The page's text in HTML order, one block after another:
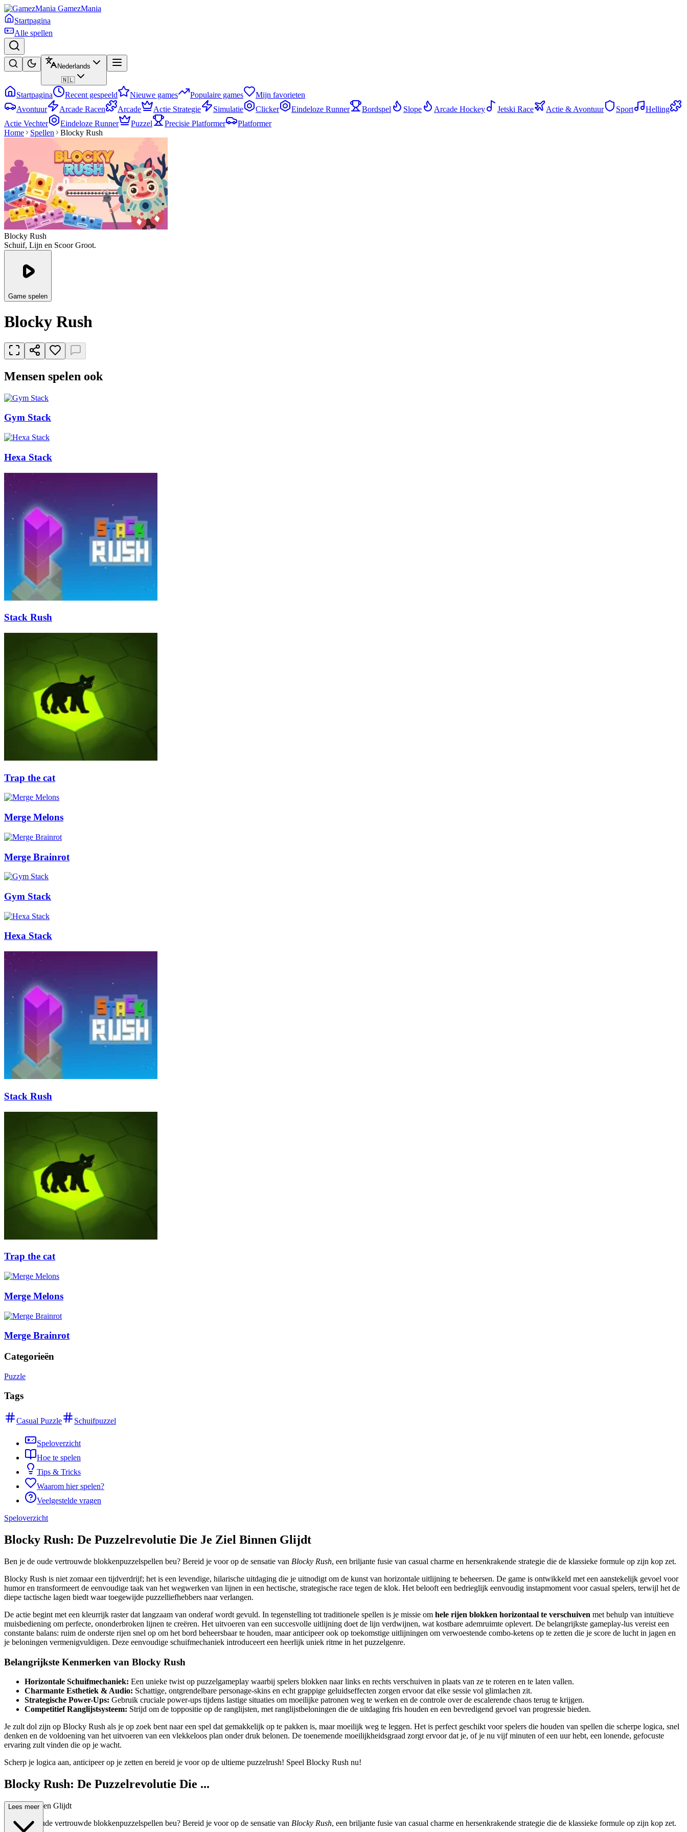
GamezMania
Startpagina
Alle spellen
Nederlands
🇳🇱
Startpagina Recent gespeeld Nieuwe games Populaire games
Mijn favorieten
Avontuur
Arcade Racen Arcade Actie Strategie Simulatie Clicker Eindeloze Runner Bordspel Slope Arcade Hockey Jetski Race Actie & Avontuur Sport
Helling
Actie Vechter
Eindeloze Runner Puzzel Precisie Platformer
Platformer
Home
Spellen Blocky Rush
Blocky Rush
Schuif, Lijn en Scoor Groot.
Game spelen
Blocky Rush
Mensen spelen ook
Gym Stack
Hexa Stack
Stack Rush
Trap the cat
Merge Melons
Merge Brainrot
Gym Stack
Hexa Stack
Stack Rush
Trap the cat
Merge Melons
Merge Brainrot
Categorieën
Puzzle
Tags
Casual Puzzle Schuifpuzzel
Speloverzicht
Hoe te spelen
Tips & Tricks
Waarom hier spelen?
Veelgestelde vragen
Speloverzicht
Blocky Rush: De Puzzelrevolutie Die Je Ziel Binnen Glijdt
Ben je de oude vertrouwde blokkenpuzzelspellen beu? Bereid je voor op de sensatie van Blocky Rush, een briljante fusie van casual charme en hersenkrakende strategie die de klassieke formule op zijn kop zet.
Blocky Rush is niet zomaar een tijdverdrijf; het is een levendige, hilarische uitdaging die je uitnodigt om de kunst van horizontale uitlijning te beheersen. De game is ontwikkeld met een aanstekelijk gevoel voor
humor en transformeert de eenvoudige taak van het wegwerken van lijnen in een hectische, strategische race tegen de klok. Het belooft een bedrieglijk eenvoudig instapmoment voor casual spelers, terwijl het de
diepe tactische lagen biedt waar toegewijde puzzelliefhebbers naar verlangen.
De actie begint met een kleurrijk raster dat langzaam van onderaf wordt gevuld. In tegenstelling tot traditionele spellen is je missie om hele rijen blokken horizontaal te verschuiven met behulp van intuïtieve
muisbediening om perfecte, ononderbroken lijnen te creëren. Het uitvoeren van een succesvolle uitlijning doet de lijn verdwijnen, wat kostbare ademruimte oplevert. De belangrijkste gameplay-lus vereist een
constante balans: ruim de onderste rijen snel op om het bord beheersbaar te houden, maar anticipeer ook op toekomstige uitlijningen om verwoestende combo-ketens op te zetten die je score de lucht in jagen en
je beloningen vermenigvuldigen. Deze eenvoudige schuifmechaniek introduceert een heerlijk uniek ritme in het puzzelgenre.
Belangrijkste Kenmerken van Blocky Rush
Horizontale Schuifmechaniek: Een unieke twist op puzzelgameplay waarbij spelers blokken naar links en rechts verschuiven in plaats van ze te roteren en te laten vallen.
Charmante Esthetiek & Audio: Schattige, ontgrendelbare personage-skins en echt grappige geluidseffecten zorgen ervoor dat elke sessie vol glimlachen zit.
Strategische Power-Ups: Gebruik cruciale power-ups tijdens lastige situaties om moeilijke patronen weg te werken en de controle over de escalerende chaos terug te krijgen.
Competitief Ranglijstsysteem: Strijd om de toppositie op de ranglijsten, met ranglijstbeloningen die de uitdaging fris houden en een bevredigend gevoel van progressie bieden.
Je zult dol zijn op Blocky Rush als je op zoek bent naar een spel dat gemakkelijk op te pakken is, maar moeilijk weg te leggen. Het is perfect geschikt voor spelers die houden van spellen die scherpe logica, snel
denken en de voldoening van het uitvoeren van een vlekkeloos plan onder druk belonen. De toenemende moeilijkheidsgraad zorgt ervoor dat je, of je nu vijf minuten of een uur hebt, een lonende, gefocuste
ervaring zult vinden die op je wacht.
Scherp je logica aan, anticipeer op je zetten en bereid je voor op de ultieme puzzelrush! Speel Blocky Rush nu!
Blocky Rush: De Puzzelrevolutie Die ...
Je Ziel Binnen Glijdt
Ben je de oude vertrouwde blokkenpuzzelspellen beu? Bereid je voor op de sensatie van Blocky Rush, een briljante fusie van casual charme en hersenkrakende strategie die de klassieke formule op zijn kop zet.
Lees meer